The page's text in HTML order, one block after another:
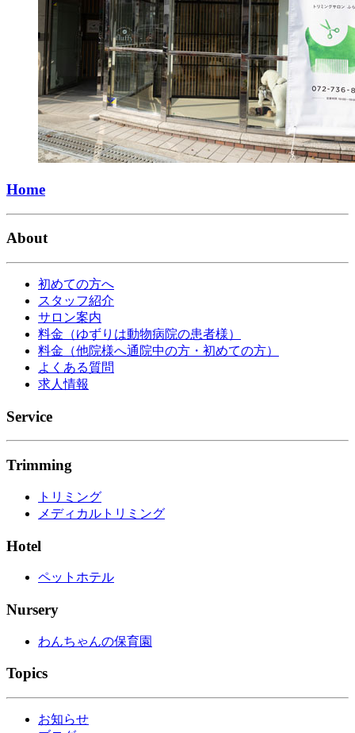
Home
About
初めての方へ
スタッフ紹介
サロン案内
料金（ゆずりは動物病院の患者様）
料金（他院様へ通院中の方・初めての方）
よくある質問
求人情報
Service
Trimming
トリミング
メディカルトリミング
Hotel
ペットホテル
Nursery
わんちゃんの保育園
Topics
お知らせ